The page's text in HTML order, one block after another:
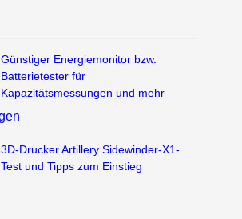
Günstiger Energiemonitor bzw.
Batterietester für
Kapazitätsmessungen und mehr
3D-Drucker Artillery Sidewinder-X1-
Test und Tipps zum Einstieg